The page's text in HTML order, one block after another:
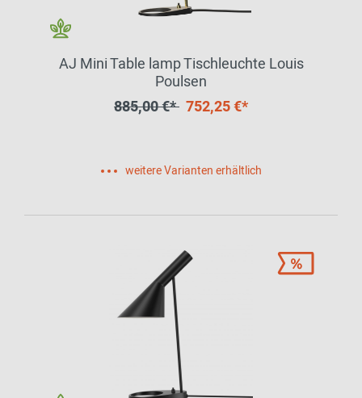
AJ Mini Table lamp Tischleuchte Louis
Poulsen
885,00 €* 752,25 €*
weitere Varianten erhältlich